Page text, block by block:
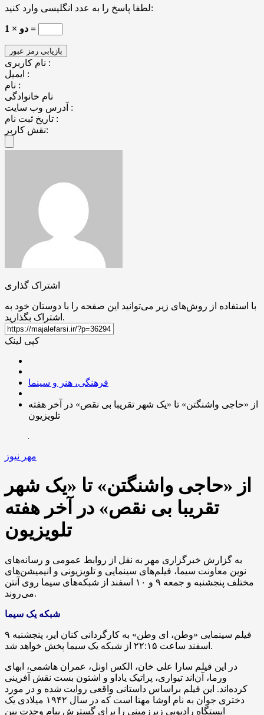
لطفا پاسخ را به عدد انگلیسی وارد کنید:
دو × 1 =
نام کاربری :
ایمیل :
نام :
نام خانوادگی
آدرس وب سایت :
تاریخ ثبت نام :
نقش کاربر:
اشتراک گذاری
با استفاده از روش‌های زیر می‌توانید این صفحه را با دوستان خود به
اشتراک بگذارید.
کپی لینک
فرهنگی، هنر و سینما
از «حاجی واشنگتن» تا «یک شهر تقریبا بی نقص» در آخر هفته
تلویزیون
مهر نیوز
از «حاجی واشنگتن» تا «یک شهر
تقریبا بی نقص» در آخر هفته
تلویزیون
به گزارش خبرگزاری مهر به نقل از روابط عمومی و رسانه‌های
نوین معاونت سیما، فیلم‌های سینمایی و تلویزیونی و انیمیشن‌های
مختلف پنجشنبه و جمعه ۹ و ۱۰ اسفند از شبکه‌های سیما روی آنتن
می‌روند.
شبکه یک سیما
فیلم سینمایی «وطن، ای وطن» به کارگردانی کنان ایر
، پنجشنبه ۹
اسفند ساعت ۲۲:۱۵ از شبکه یک سیما پخش خواهد شد.
در این فیلم سارا علی خان، الکس اونل، عمران هاشمی، ابهای
ورما، آن‌اند تیواری، پراتیک یاداو و اشتون بست نقش آفرینی
کرده‌اند. این فیلم براساس داستانی واقعی روایت شده و در مورد
دختری جوان به نام اوشا مهتا
است که در سال ۱۹۴۲ میلادی یک
ایستگاه رادیویی زیرزمینی را برای گسترش پیام وحدت بین